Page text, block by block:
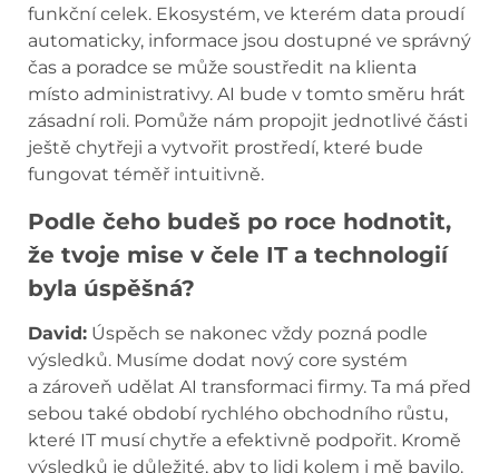
funkční celek. Ekosystém, ve kterém data proudí
automaticky, informace jsou dostupné ve správný
čas a poradce se může soustředit na klienta
místo administrativy. AI bude v tomto směru hrát
zásadní roli. Pomůže nám propojit jednotlivé části
ještě chytřeji a vytvořit prostředí, které bude
fungovat téměř intuitivně.
Podle čeho budeš po roce hodnotit,
že tvoje mise v čele IT a technologií
byla úspěšná?
David: Úspěch se nakonec vždy pozná podle
výsledků. Musíme dodat nový core systém
a zároveň udělat AI transformaci firmy. Ta má před
sebou také období rychlého obchodního růstu,
které IT musí chytře a efektivně podpořit. Kromě
výsledků je důležité, aby to lidi kolem i mě bavilo.